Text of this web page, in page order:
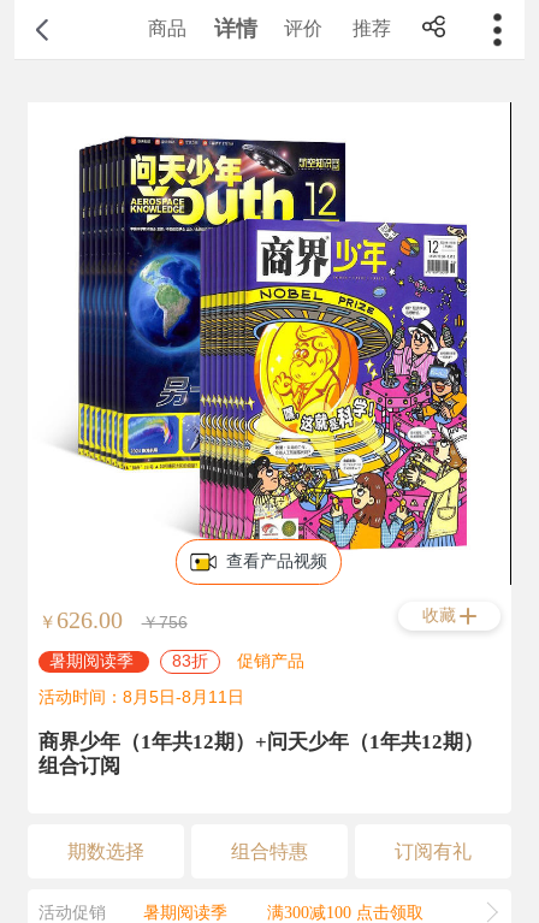
商品 详情 评价 推荐
查看产品视频
￥ 626.00 ￥756 收藏
暑期阅读季 83折 促销产品
活动时间：8月5日-8月11日
商界少年（1年共12期）+问天少年（1年共12期）
组合订阅
期数选择 组合特惠 订阅有礼
活动促销 暑期阅读季
满300减100 点击领取